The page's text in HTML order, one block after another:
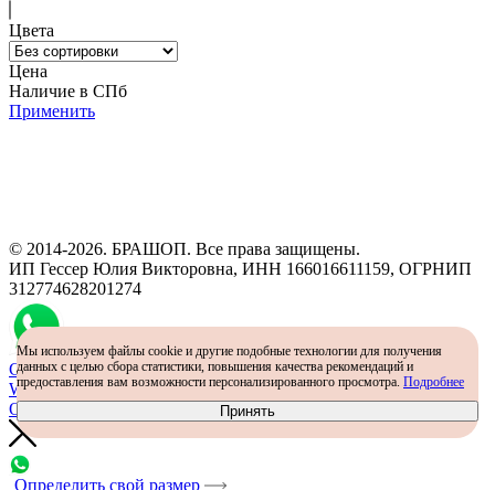
Цвета
Цена
Наличие в СПб
Применить
© 2014-2026. БРАШОП. Все права защищены.
ИП Гессер Юлия Викторовна, ИНН 166016611159, ОГРНИП
312774628201274
Самый простой способ определить размер - консультация в
WhatsApp
Определить размер
Определить свой размер
Мы используем файлы cookie и другие подобные технологии для получения
данных с целью сбора статистики, повышения качества рекомендаций и
предоставления вам возможности персонализированного просмотра. Подробнее
Принять